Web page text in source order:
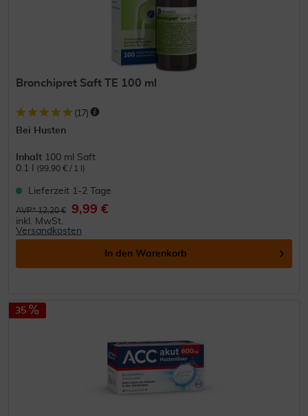
Bronchipret Saft TE 100 ml
(17)
Bei Husten
Inhalt 100 ml Saft
0.1 l
(99,90 € / 1 l)
Lieferzeit 1-2 Tage
AVP* 12,20 € 9,99 €
inkl. MwSt.
Versandkosten
In den Warenkorb
35